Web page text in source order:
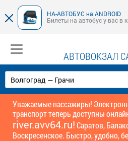
НА-АВТОБУС на ANDROID
Билеты на автобус у вас в
АВТОВОКЗАЛ
Уважаемые пассажиры!
транспорт теперь доступны
river.avv64.ru!Саратов,
Воскресенское. Быстро, удобно,